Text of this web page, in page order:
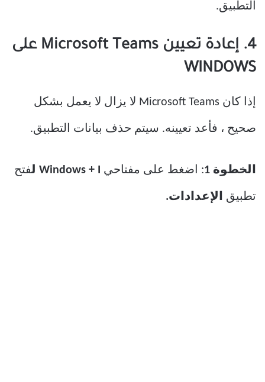
التطبيق.
4. إعادة تعيين Microsoft Teams على
WINDOWS
إذا كان Microsoft Teams لا يزال لا يعمل بشكل
صحيح ، فأعد تعيينه. سيتم حذف بيانات التطبيق.
الخطوة 1 : اضغط على مفتاحي Windows + I ل فتح
تطبيق الإعدادات.